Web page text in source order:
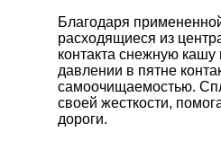
Благодаря
расходящиеся из
контакта снежную кашу
давлении в пятне
самоочищаемостью.
своей жесткости,
дороги.